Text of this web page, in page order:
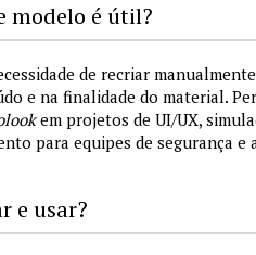
modelo é útil?
de recriar
e na finalidade do material.
em projetos de UI/UX,
para equipes de segurança e
e usar?